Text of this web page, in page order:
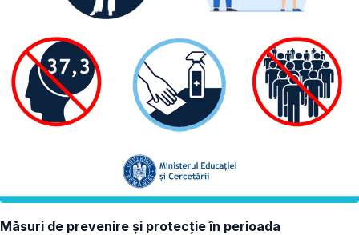
Măsuri de prevenire și protecție în perioada